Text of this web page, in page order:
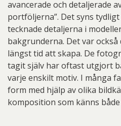
avancerade och detaljerade
portföljerna”. Det syns
tecknade detaljerna i
bakgrunderna. Det var
längst tid att skapa. De
tagit själv har oftast utgjort
varje enskilt motiv. I många
form med hjälp av olika
komposition som känns